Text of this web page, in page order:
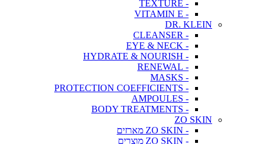
- TEXTURE
- VITAMIN E
DR. KLEIN
- CLEANSER
- EYE & NECK
- HYDRATE & NOURISH
- RENEWAL
- MASKS
- PROTECTION COEFFICIENTS
- AMPOULES
- BODY TREATMENTS
ZO SKIN
- ZO SKIN מארזים
- ZO SKIN מוצרים